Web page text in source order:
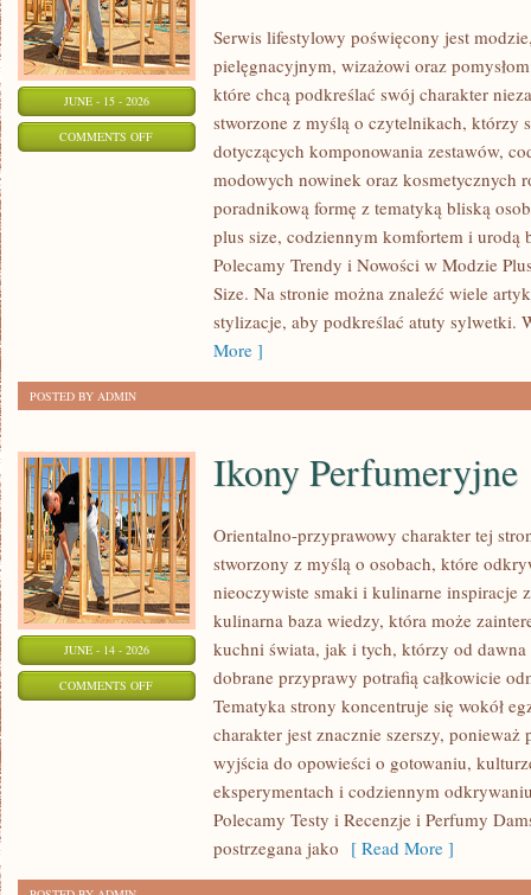
JUNE - 15 - 2026
COMMENTS OFFON
Serwis lifestylowy poświęcony jest
pielęgnacyjnym, wizażowi oraz
które chcą podkreślać swój charakter
stworzone z myślą o czytelnikach, którzy
dotyczących komponowania zestawów,
modowych nowinek oraz kosmetycznych
poradnikową formę z tematyką bliską
plus size, codziennym komfortem i urodą
Polecamy Trendy i Nowości w Modzie
Size. Na stronie można znaleźć wiele
stylizacje, aby podkreślać atuty sylwetki.
More ]
POSTED BY ADMIN
JUNE - 14 - 2026
COMMENTS OFFON
PERFUMERYJNE
Ikony Perfumeryjne
Orientalno-przyprawowy charakter tej
stworzony z myślą o osobach, które
nieoczywiste smaki i kulinarne inspiracje
kulinarna baza wiedzy, która może
kuchni świata, jak i tych, którzy od
dobrane przyprawy potrafią całkowicie
Tematyka strony koncentruje się wokół
charakter jest znacznie szerszy,
wyjścia do opowieści o gotowaniu,
eksperymentach i codziennym
Polecamy Testy i Recenzje i Perfumy
postrzegana jako [ Read More ]